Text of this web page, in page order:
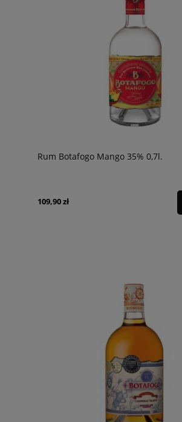
Rum Botafogo Mango 35% 0,7l.
109,90 zł